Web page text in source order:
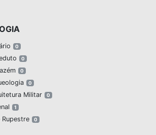
0
0
0
0
Militar 0
1
Rupestre 0